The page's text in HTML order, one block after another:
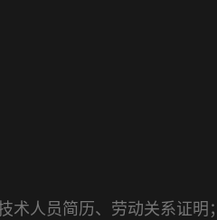
术人员简历、劳动关系证明；